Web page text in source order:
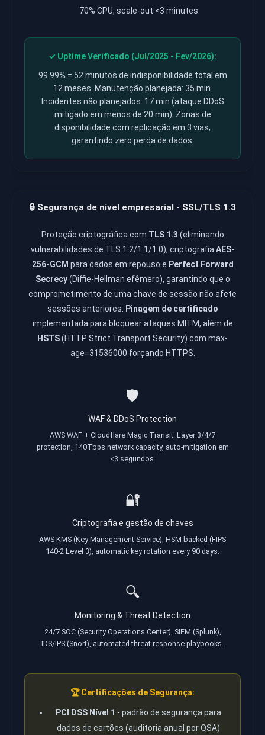
70% CPU, scale-out <3 minutes
✓ Uptime Verificado (Jul/2025 - Fev/2026):
99.99% = 52 minutos de indisponibilidade total em
12 meses. Manutenção planejada: 35 min.
Incidentes não planejados: 17 min (ataque DDoS
mitigado em menos de 20 min). Zonas de
disponibilidade com replicação em 3 vias,
garantindo zero perda de dados.
🔒 Segurança de nível empresarial - SSL/TLS 1.3
Proteção criptográfica com TLS 1.3 (eliminando
vulnerabilidades de TLS 1.2/1.1/1.0), criptografia AES-
256-GCM para dados em repouso e Perfect Forward
Secrecy(Diffie-Hellman efêmero), garantindo que o
comprometimento de uma chave de sessão não afete
sessões anteriores.
Pinagem de certificado
implementada para bloquear ataques MITM, além de
HSTS(HTTP Strict Transport Security) com max-
age=31536000 forçando HTTPS.
🛡️
WAF & DDoS Protection
AWS WAF + Cloudflare Magic Transit: Layer 3/4/7
protection, 140Tbps network capacity, auto-mitigation em
<3 segundos.
🔐
Criptografia e gestão de chaves
AWS KMS (Key Management Service), HSM-backed (FIPS
140-2 Level 3), automatic key rotation every 90 days.
🔍
Monitoring & Threat Detection
24/7 SOC (Security Operations Center), SIEM (Splunk),
IDS/IPS (Snort), automated threat response playbooks.
🏆 Certificações de Segurança:
PCI DSS Nível 1 - padrão de segurança para
dados de cartões (auditoria anual por QSA)